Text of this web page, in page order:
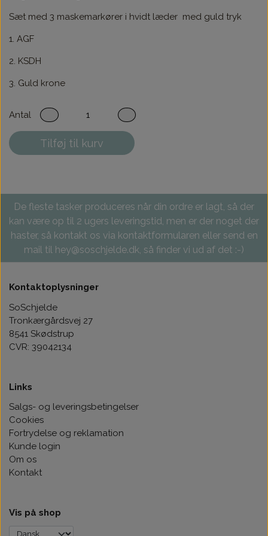
Sæt med 3 maskemarkører i hvidt læder med guld tryk
1. AGF
2. KSDH
3. Guld krone
Antal
Tilføj til kurv
De fleste tasker produceres når din ordre er lagt, så der
kan være op til 2 ugers leveringstid, men er der noget der
haster, så kontakt os via kontaktformularen eller send en
mail til hey@soschjelde.dk, så finder vi ud af det :-)
Kontaktoplysninger
SoSchjelde
Tronkærgårdsvej 27
8541 Skødstrup
CVR: 39042134
Links
Salgs- og leveringsbetingelser
Cookies
Fortrydelse og reklamation
Kunde login
Om os
Kontakt
Vis på shop